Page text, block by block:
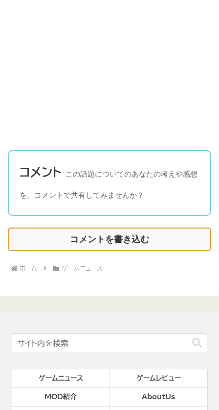
コメント この話題についてのあなたの考えや感想
を、コメントで共有してみませんか？
コメントを書き込む
ホーム ゲームニュース
ゲームニュース ゲームレビュー
MOD紹介 AboutUs